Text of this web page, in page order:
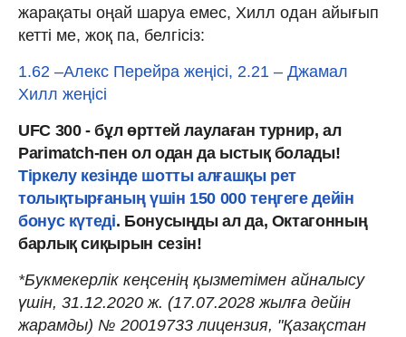
жарақаты оңай шаруа емес, Хилл одан айығып
кетті ме, жоқ па, белгісіз:
1.62 –Алекс Перейра жеңісі, 2.21 – Джамал
Хилл жеңісі
UFC 300 - бұл өрттей лаулаған турнир, ал
Parimatch-пен ол одан да ыстық болады!
Тіркелу кезінде шотты алғашқы рет
толықтырғаның үшін 150 000 теңгеге дейін
бонус күтеді. Бонусыңды ал да, Октагонның
барлық сиқырын сезін!
*Букмекерлік кеңсенің қызметімен айналысу
үшін, 31.12.2020 ж. (17.07.2028 жылға дейін
жарамды) № 20019733 лицензия, "Қазақстан